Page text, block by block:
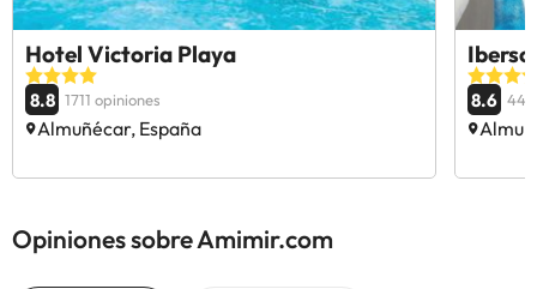
Hotel Victoria Playa
8.8 1711 opiniones
Almuñécar, España
8.6
Opiniones sobre Amimir.com